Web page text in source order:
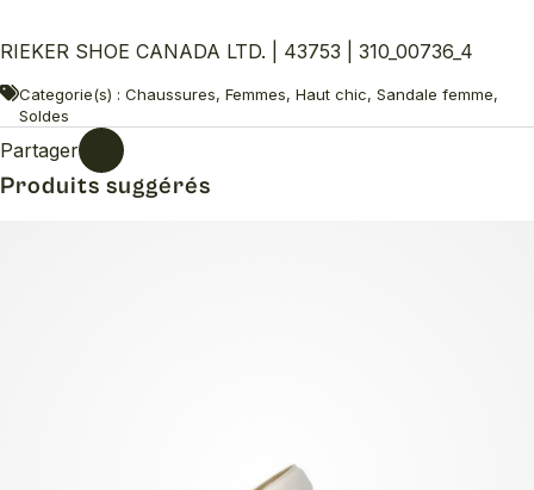
RIEKER SHOE CANADA LTD. | 43753 | 310_00736_4
Categorie(s) : Chaussures, Femmes, Haut chic, Sandale femme,
Soldes
Partager
Produits suggérés